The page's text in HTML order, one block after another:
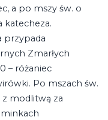
a po mszy św. o
katecheza.
przypada
Zmarłych
– różaniec
Po mszach św.
z modlitwą za